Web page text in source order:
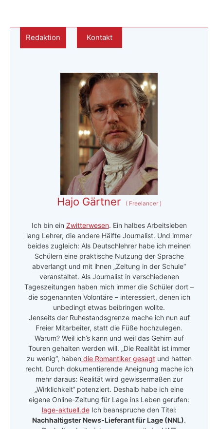
Redaktion Kontakt
Hajo Gärtner (Freelancer )
Ich bin ein Zwitterwesen. Ein halbes Arbeitsleben
lang Lehrer, die andere Hälfte Journalist. Und immer
beides zugleich: Als Deutschlehrer habe ich meinen
Schülern eine praktische Nutzung der Sprache
abverlangt und mit ihnen „Zeitung in der Schule“
veranstaltet. Als Journalist in verschiedenen
Tageszeitungen haben mich immer die Schüler dort –
die sogenannten Volontäre – interessiert, denen ich
unbedingt etwas beibringen wollte.
Jenseits der Ruhestandsgrenze mache ich nun auf
Freier Mitarbeiter, statt die Füße hochzulegen.
Warum? Weil ich’s kann und weil das Gehirn auf
Touren gehalten werden will. „Die Realität ist immer
zu wenig“, haben die Romantiker gesagtund hatten
recht. Durch dokumentierende Aneignung mache ich
mehr daraus: Realität wird gewissermaßen zur
„Wirklichkeit“ potenziert. Deshalb habe ich eine
eigene Online-Zeitung für Lage ins Leben gerufen:
lage-aktuell.deIch beanspruche den Titel:
Nachhaltigster News-Lieferant für Lage (NNL).